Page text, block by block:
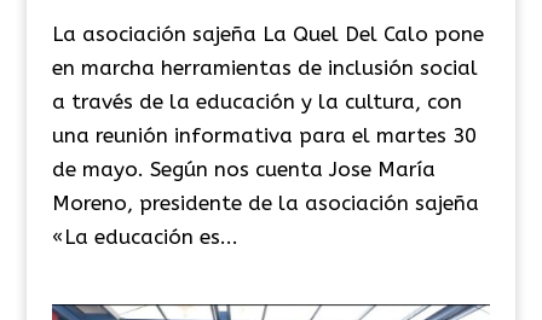
La asociación sajeña La Quel Del Calo pone
en marcha herramientas de inclusión social
a través de la educación y la cultura, con
una reunión informativa para el martes 30
de mayo. Según nos cuenta Jose María
Moreno, presidente de la asociación sajeña
«La educación es...